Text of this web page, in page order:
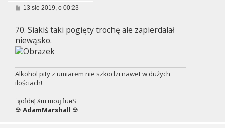
P
t
13 sie 2019, o 00:23
70. Siakiś taki pogięty trochę ale zapierdalał
niewąsko.
Alkohol pity z umiarem nie szkodzi nawet w dużych
ilościach!
˙ʞoʇdɐן ʎɯ ɯoɹɟ ʇuǝS
☢ AdamMarshall ☢